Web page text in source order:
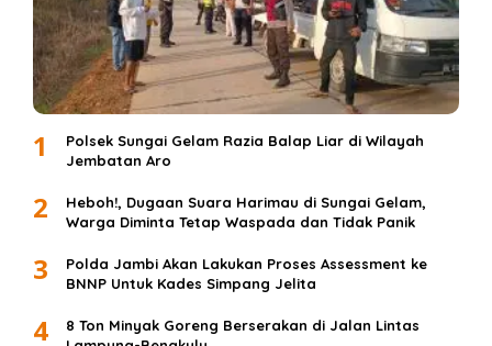
1
Polsek Sungai Gelam Razia Balap Liar di Wilayah
Jembatan Aro
2
Heboh!, Dugaan Suara Harimau di Sungai Gelam,
Warga Diminta Tetap Waspada dan Tidak Panik
3
Polda Jambi Akan Lakukan Proses Assessment ke
BNNP Untuk Kades Simpang Jelita
4
8 Ton Minyak Goreng Berserakan di Jalan Lintas